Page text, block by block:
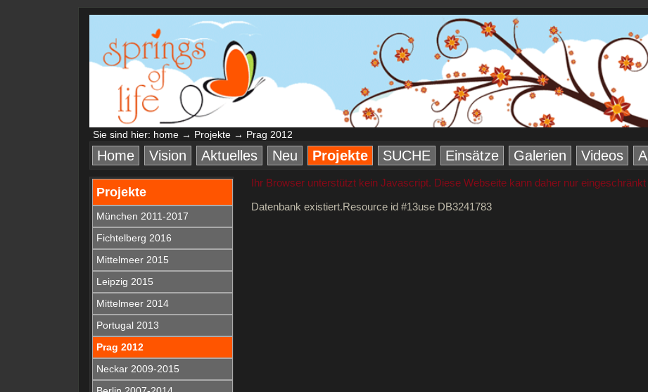
Sie sind hier: home → Projekte → Prag 2012
Home Vision Aktuelles Neu Projekte SUCHE Einsätze Galerien Videos
Projekte
München 2011-2017
Fichtelberg 2016
Mittelmeer 2015
Leipzig 2015
Mittelmeer 2014
Portugal 2013
Prag 2012
Neckar 2009-2015
Ihr Browser unterstützt kein Javascript. Diese Webseite kann daher nur
Datenbank existiert.Resource id #13use DB3241783